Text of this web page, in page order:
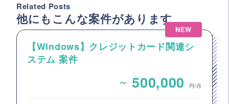
Related Posts
他にもこんな案件があります
NEW
【Windows】クレジットカード関連シ
ステム 案件
~ 500,000 円/月